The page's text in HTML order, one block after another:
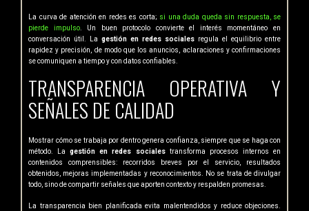
La curva de atención en redes es corta; si una duda queda sin respuesta, se
pierde impulso. Un buen protocolo convierte el interés momentáneo en
conversación útil. La gestión en redes sociales regula el equilibrio entre
rapidez y precisión, de modo que los anuncios, aclaraciones y confirmaciones
se comuniquen a tiempo y con datos confiables.
TRANSPARENCIA OPERATIVA Y
SEÑALES DE CALIDAD
Mostrar cómo se trabaja por dentro genera confianza, siempre que se haga con
método. Lagestión en redes socialestransforma procesos internos en
contenidos comprensibles: recorridos breves por el servicio, resultados
obtenidos, mejoras implementadas y reconocimientos. No se trata de divulgar
todo, sino de compartir señales que aporten contexto y respalden promesas.
La transparencia bien planificada evita malentendidos y reduce objeciones.